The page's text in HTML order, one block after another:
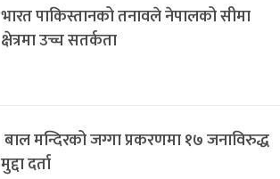
भारत पाकिस्तानको तनावले नेपालको सीमा
क्षेत्रमा उच्च सतर्कता
बाल मन्दिरको जग्गा प्रकरणमा १७ जनाविरुद्ध
मुद्दा दर्ता